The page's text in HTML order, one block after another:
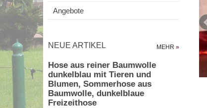
Angebote
NEUE ARTIKEL MEHR »
Hose aus reiner Baumwolle
dunkelblau mit Tieren und
Blumen, Sommerhose aus
Baumwolle, dunkelblaue
Freizeithose